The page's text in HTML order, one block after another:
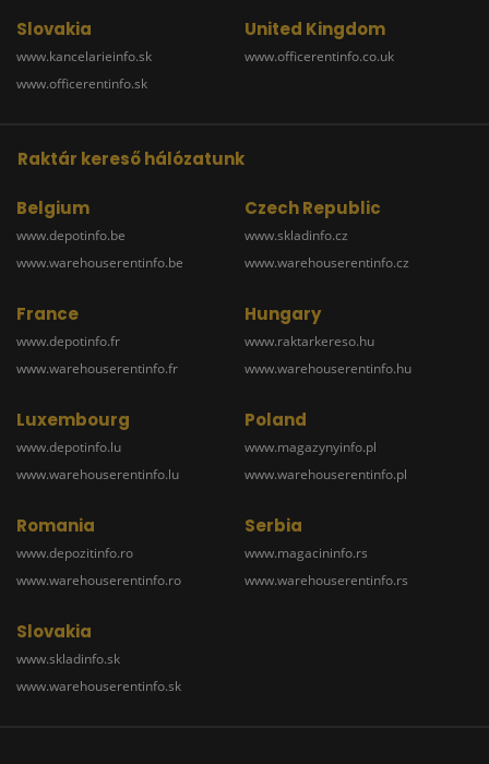
Slovakia
www.kancelarieinfo.sk
www.officerentinfo.sk
United Kingdom
www.officerentinfo.co.uk
Raktár kereső hálózatunk
Belgium
www.depotinfo.be
www.warehouserentinfo.be
Czech Republic
www.skladinfo.cz
www.warehouserentinfo.cz
France
www.depotinfo.fr
www.warehouserentinfo.fr
Hungary
www.raktarkereso.hu
www.warehouserentinfo.hu
Luxembourg
www.depotinfo.lu
www.warehouserentinfo.lu
Poland
www.magazynyinfo.pl
www.warehouserentinfo.pl
Romania
www.depozitinfo.ro
www.warehouserentinfo.ro
Serbia
www.magacininfo.rs
www.warehouserentinfo.rs
Slovakia
www.skladinfo.sk
www.warehouserentinfo.sk